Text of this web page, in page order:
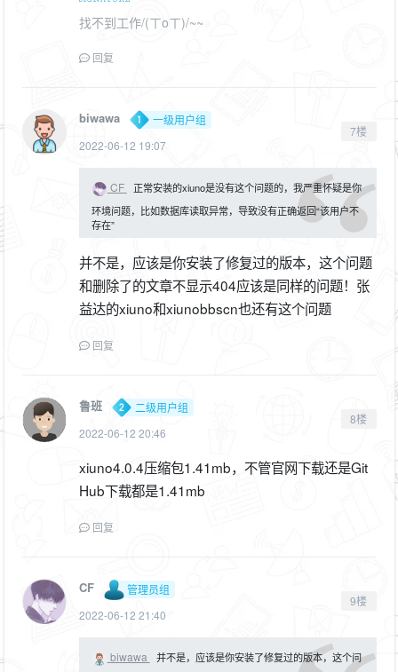
找不到工作/(ㄒoㄒ)/~~
回复
biwawa
一级用户组
2022-06-12 19:07
7楼
CF
正常安装的xiuno是没有这个问题的，我严重怀疑是你
环境问题，比如数据库读取异常，导致没有正确返回“该用户不
存在”
并不是，应该是你安装了修复过的版本，这个问题
和删除了的文章不显示404应该是同样的问题！张
益达的xiuno和xiunobbscn也还有这个问题
回复
鲁班
二级用户组
2022-06-12 20:46
8楼
xiuno4.0.4压缩包1.41mb，不管官网下载还是Git
Hub下载都是1.41mb
回复
CF
管理员组
2022-06-12 21:40
9楼
biwawa
并不是，应该是你安装了修复过的版本，这个问